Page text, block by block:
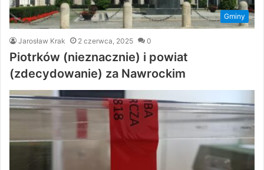
Gminy
Jarosław Krak 2 czerwca, 2025 0
Piotrków (nieznacznie) i powiat
(zdecydowanie) za Nawrockim